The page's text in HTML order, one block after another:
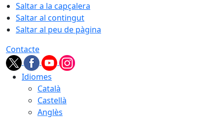
Saltar a la capçalera
Saltar al contingut
Saltar al peu de pàgina
Contacte
Idiomes
Català
Castellà
Anglès